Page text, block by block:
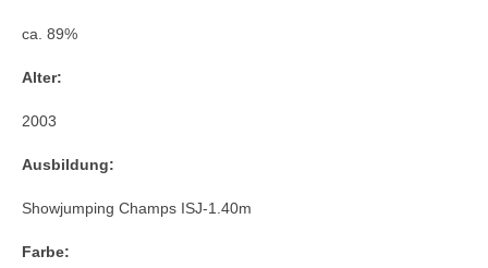
Stakkato – Spartan – Pygmalion – Goldstern
Escudo I – Espri – Arkansas – Woermann
ca. 89%
Alter:
2003
Ausbildung:
Showjumping Champs ISJ-1.40m
Farbe: